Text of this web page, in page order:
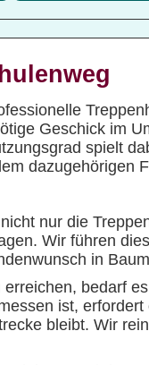
Geschick im
spielt
dazugehörigen
nur die
Wir führen
in
bedarf
ist,
bleibt. Wir